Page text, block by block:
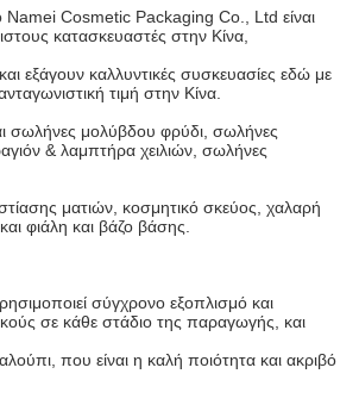
Namei Cosmetic Packaging Co., Ltd είναι
κατασκευαστές στην Κίνα,
εξάγουν καλλυντικές συσκευασίες εδώ με
τιμή στην Κίνα.
σωλήνες μολύβδου φρύδι, σωλήνες
& λαμπτήρα χειλιών, σωλήνες
ματιών, κοσμητικό σκεύος, χαλαρή
φιάλη και βάζο βάσης.
σύγχρονο εξοπλισμό και
σε κάθε στάδιο της παραγωγής, και
που είναι η καλή ποιότητα και ακριβό